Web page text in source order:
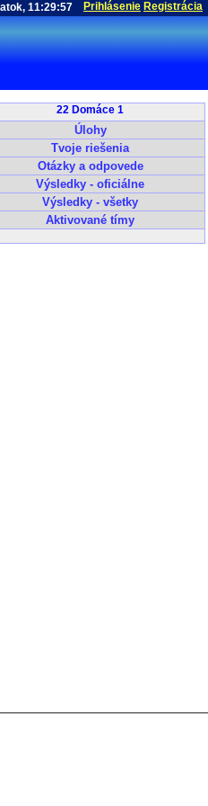
Prihlásenie Registrácia
22 Domáce 1
Úlohy
Tvoje riešenia
Otázky a odpovede
Výsledky - oficiálne
Výsledky - všetky
Aktivované tímy